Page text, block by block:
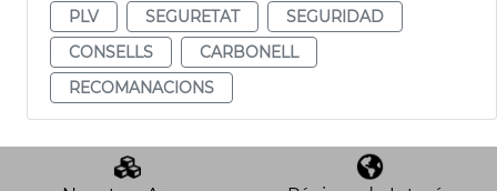
PLV
SEGURETAT
SEGURIDAD
CONSELLS
CARBONELL
RECOMANACIONS